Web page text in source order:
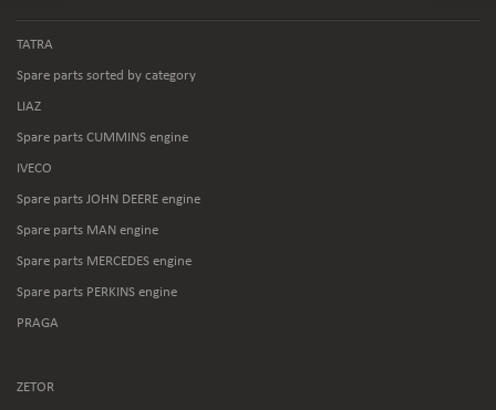
TATRA
Spare parts sorted by category
LIAZ
Spare parts CUMMINS engine
IVECO
Spare parts JOHN DEERE engine
Spare parts MAN engine
Spare parts MERCEDES engine
Spare parts PERKINS engine
PRAGA
ZETOR